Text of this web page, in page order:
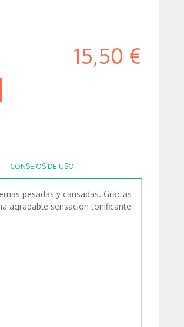
15,50 €
CONSEJOS DE USO
pesadas y cansadas. Gracias
agradable sensación tonificante